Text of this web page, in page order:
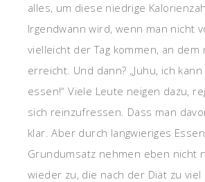
alles, um diese niedrige
Irgendwann wird, wenn man nicht
vielleicht der Tag kommen, an dem
erreicht. Und dann? „Juhu, ich
essen!“ Viele Leute neigen dazu,
sich reinzufressen. Dass man
klar. Aber durch langwieriges
Grundumsatz nehmen eben nicht
wieder zu, die nach der Diät zu viel